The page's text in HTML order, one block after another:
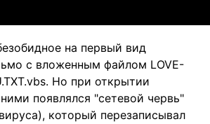
на первый вид
с вложенным файлом LOVE-
Но при открытии
появлялся "сетевой червь"
который перезаписывал